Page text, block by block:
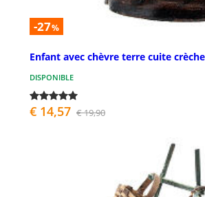
-27%
Enfant avec chèvre terre cuite
DISPONIBLE
€ 14,57 € 19,90